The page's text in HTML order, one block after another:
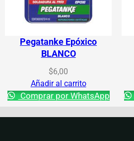
Pegatanke Epóxico
BLANCO
$6,00
Añadir al carrito
Comprar por WhatsApp